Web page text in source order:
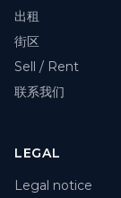
出租
街区
Sell / Rent
联系我们
LEGAL
Legal notice